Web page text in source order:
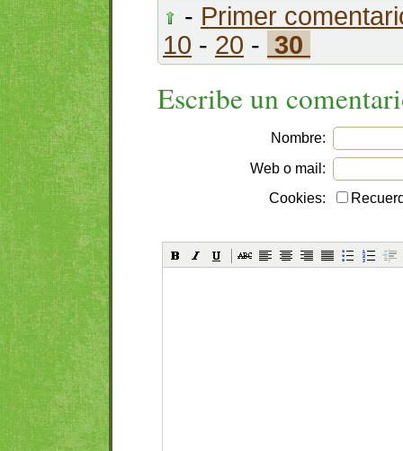
- Primer
10 - 20 - 30
Escribe un
Nombre:
Web o mail:
Cookies: